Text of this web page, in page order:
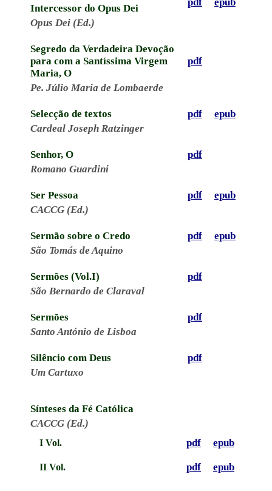
Intercessor do Opus Dei
Opus Dei (Ed.)
Segredo da Verdadeira Devoção
para com a Santíssima Virgem
Maria, O
pdf
Pe. Júlio Maria de Lombaerde
Selecção de textos pdf
epub
Cardeal Joseph Ratzinger
Senhor, O
pdf
Romano Guardini
Ser Pessoa pdf
epub
CACCG (Ed.)
Sermão sobre o Credo pdf
epub
São Tomás de Aquino
Sermões (Vol.I)
pdf
São Bernardo de Claraval
Sermões
pdf
Santo António de Lisboa
Silêncio com Deus
pdf
Um Cartuxo
Sínteses da Fé Católica
CACCG (Ed.)
I Vol. pdf epub
II Vol. pdf epub